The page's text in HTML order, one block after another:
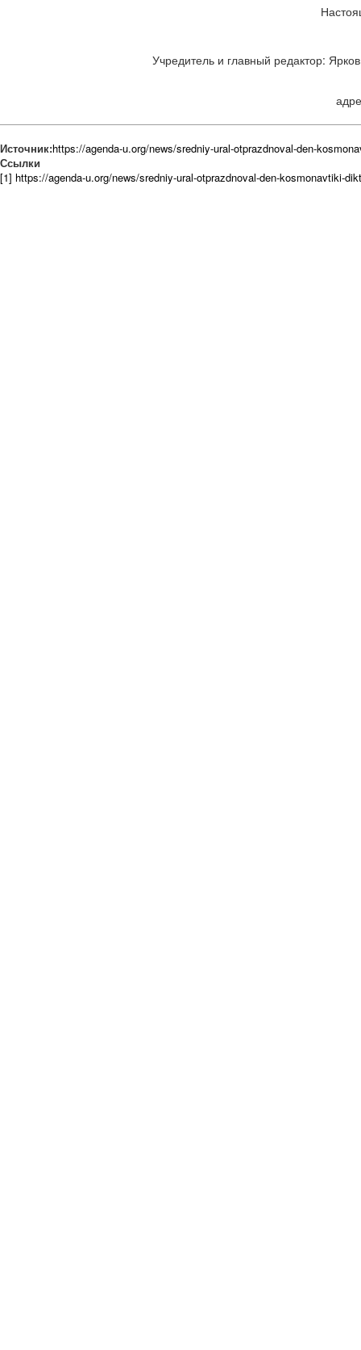
Учредитель и главный редактор:
Источник:https://agenda-u.org/news/sredniy-ural-otprazdnoval-den-
Ссылки
[1] https://agenda-u.org/news/sredniy-ural-otprazdnoval-den-kosmonavtiki-